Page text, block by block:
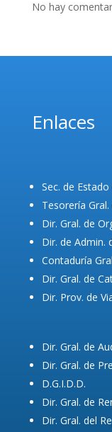
No hay
Enlaces
Sec. de
Tesorería
Dir. Gral. de
Dir. de Admin.
Contaduría
Dir. Gral. de
Dir. Prov. de
Dir. Gral. de
Dir. Gral. de
D.G.I.D.D.
Dir. Gral. de
Dir. Gral. del